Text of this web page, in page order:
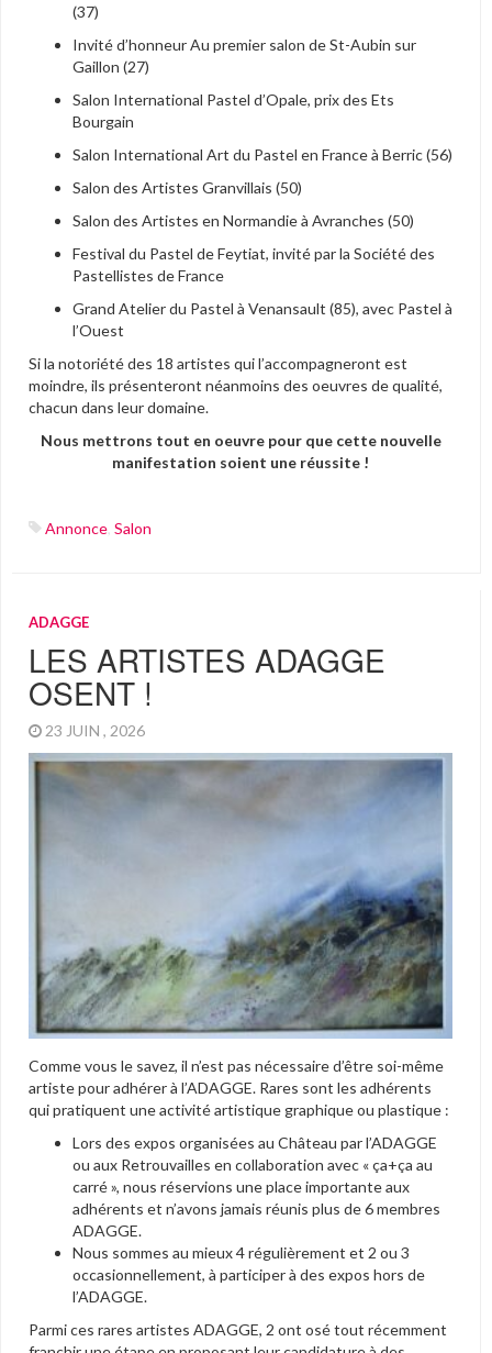
(37)
Invité d’honneur Au premier salon de St-Aubin sur
Gaillon (27)
Salon International Pastel d’Opale, prix des Ets
Bourgain
Salon International Art du Pastel en France à Berric (56)
Salon des Artistes Granvillais (50)
Salon des Artistes en Normandie à Avranches (50)
Festival du Pastel de Feytiat, invité par la Société des
Pastellistes de France
Grand Atelier du Pastel à Venansault (85), avec Pastel à
l’Ouest
Si la notoriété des 18 artistes qui l’accompagneront est
moindre, ils présenteront néanmoins des oeuvres de qualité,
chacun dans leur domaine.
Nous mettrons tout en oeuvre pour que cette nouvelle
manifestation soient une réussite !
Annonce Salon
ADAGGE
LES ARTISTES ADAGGE
OSENT !
23 JUIN , 2026
Comme vous le savez, il n’est pas nécessaire d’être soi-même
artiste pour adhérer à l’ADAGGE. Rares sont les adhérents
qui pratiquent une activité artistique graphique ou plastique :
Lors des expos organisées au Château par l’ADAGGE
ou aux Retrouvailles en collaboration avec « ça+ça au
carré », nous réservions une place importante aux
adhérents et n’avons jamais réunis plus de 6 membres
ADAGGE.
Nous sommes au mieux 4 régulièrement et 2 ou 3
occasionnellement, à participer à des expos hors de
l’ADAGGE.
Parmi ces rares artistes ADAGGE, 2 ont osé tout récemment